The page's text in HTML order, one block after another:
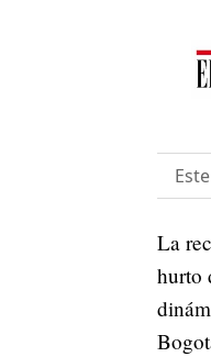
La
hurto